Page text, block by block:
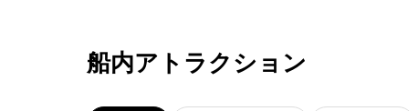
船内アトラクション